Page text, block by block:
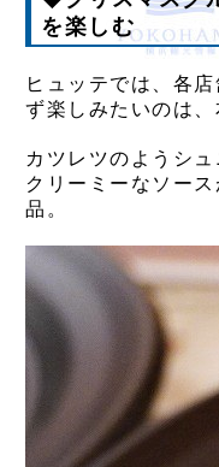
を楽しむ
ヒュッテでは、各
ず楽しみたいのは、
カツレツのようシ
クリーミーなソー
品。